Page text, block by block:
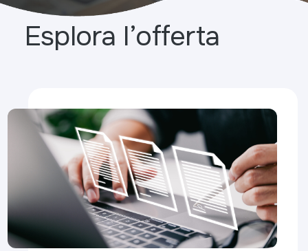
Esplora l’offerta